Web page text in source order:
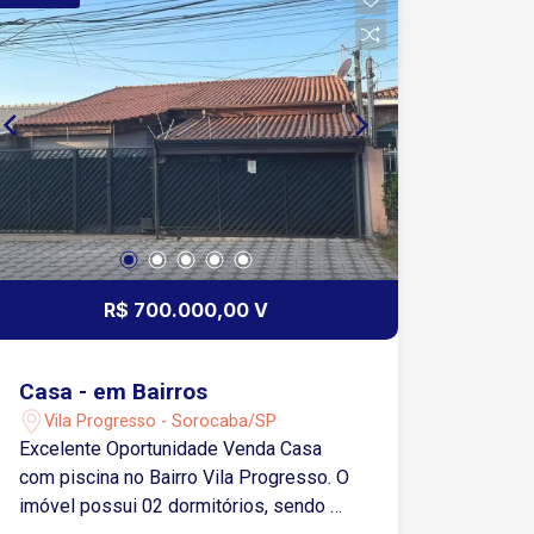
Makro Atacadista e diversos comércios
locais
R$ 700.000,00 V
Casa - em Bairros
Vila Progresso - Sorocaba/SP
Excelente Oportunidade Venda Casa
com piscina no Bairro Vila Progresso. O
imóvel possui 02 dormitórios, sendo 1